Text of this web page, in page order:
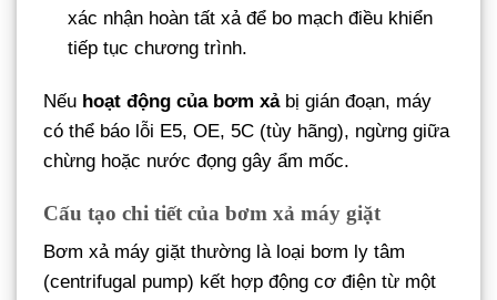
xác nhận hoàn tất xả để bo mạch điều khiển
tiếp tục chương trình.
Nếu hoạt động của bơm xảbị gián đoạn, máy
có thể báo lỗi E5, OE, 5C (tùy hãng), ngừng giữa
chừng hoặc nước đọng gây ẩm mốc.
Cấu tạo chi tiết của bơm xả máy giặt
Bơm xả máy giặt thường là loại bơm ly tâm
(centrifugal pump) kết hợp động cơ điện từ một